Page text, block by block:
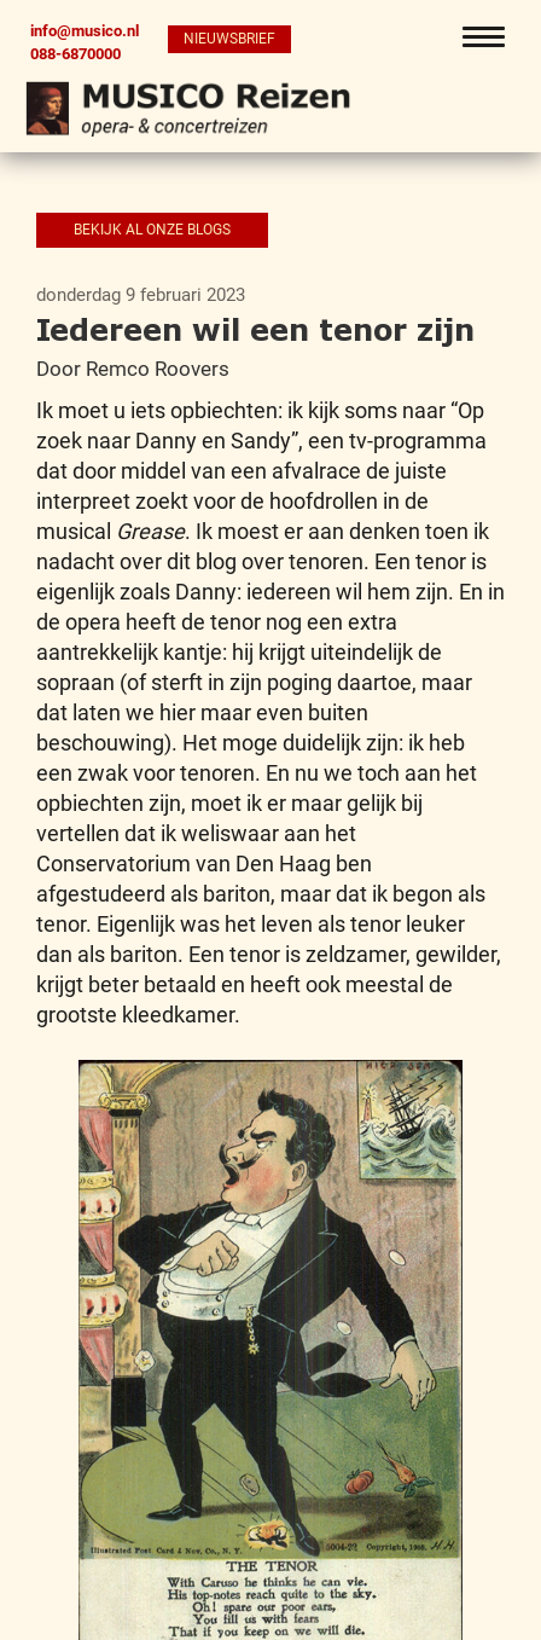
info@musico.nl
088-6870000
NIEUWSBRIEF
BEKIJK AL ONZE BLOGS
donderdag 9 februari 2023
Iedereen wil een tenor zijn
Door Remco Roovers
Ik moet u iets opbiechten: ik kijk soms naar “Op
zoek naar Danny en Sandy”, een tv-programma
dat door middel van een afvalrace de juiste
interpreet zoekt voor de hoofdrollen in de
musical Grease. Ik moest er aan denken toen ik
nadacht over dit blog over tenoren. Een tenor is
eigenlijk zoals Danny: iedereen wil hem zijn. En in
de opera heeft de tenor nog een extra
aantrekkelijk kantje: hij krijgt uiteindelijk de
sopraan (of sterft in zijn poging daartoe, maar
dat laten we hier maar even buiten
beschouwing). Het moge duidelijk zijn: ik heb
een zwak voor tenoren. En nu we toch aan het
opbiechten zijn, moet ik er maar gelijk bij
vertellen dat ik weliswaar aan het
Conservatorium van Den Haag ben
afgestudeerd als bariton, maar dat ik begon als
tenor. Eigenlijk was het leven als tenor leuker
dan als bariton. Een tenor is zeldzamer, gewilder,
krijgt beter betaald en heeft ook meestal de
grootste kleedkamer.